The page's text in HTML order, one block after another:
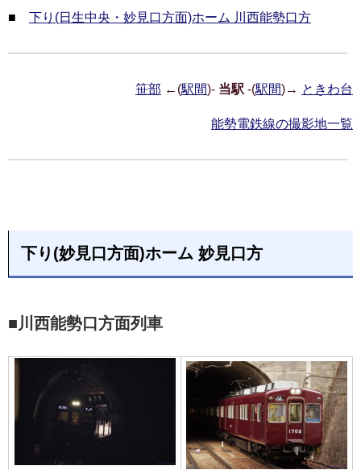
■ 下り(日生中央・妙見口方面)ホーム 川西能勢口方
笹部 ←(駅間)- 当駅 -(駅間)→ ときわ台
能勢電鉄線の撮影地一覧
下り(妙見口方面)ホーム 妙見口方
■川西能勢口方面列車